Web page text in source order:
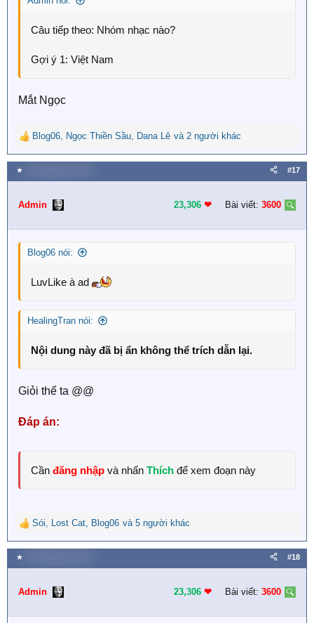
Câu tiếp theo: Nhóm nhạc nào?
Gợi ý 1: Việt Nam
Mắt Ngọc
R
e
a
c
i
n
s
Blog06, Ngọc Thiền Sầu, Dana Lê và 2 người khác
★ #17
Admin 23,306 ❤︎ Bài viết: 3600
Blog06 nói:
LuvLike à ad
HealingTran nói:
Nội dung này đã bị ẩn không thể trích dẫn lại.
Giỏi thế ta @@
Đáp án:
Cần đăng nhập và nhấn Thích để xem đoạn này
R
e
a
c
i
n
Sói, Lost Cat, Blog06 và 5 người khác
★ #18
Admin 23,306 ❤︎ Bài viết: 3600